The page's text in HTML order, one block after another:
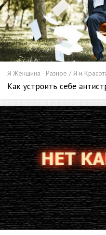
Я Женщина - Разное / Я и
Как устроить себе